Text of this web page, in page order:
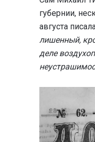
губернии,
августа
лишенный,
деле